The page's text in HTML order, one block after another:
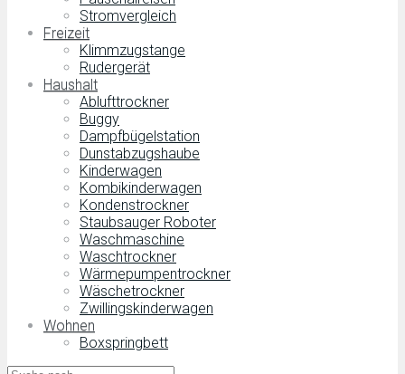
Stromvergleich
Freizeit
Klimmzugstange
Rudergerät
Haushalt
Ablufttrockner
Buggy
Dampfbügelstation
Dunstabzugshaube
Kinderwagen
Kombikinderwagen
Kondenstrockner
Staubsauger Roboter
Waschmaschine
Waschtrockner
Wärmepumpentrockner
Wäschetrockner
Zwillingskinderwagen
Wohnen
Boxspringbett